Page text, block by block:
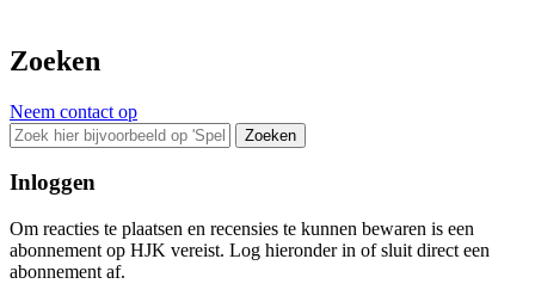
Zoeken
Neem contact op
Zoeken
Inloggen
Om reacties te plaatsen en recensies te kunnen bewaren is een
abonnement op HJK vereist. Log hieronder in of sluit direct een
abonnement af.